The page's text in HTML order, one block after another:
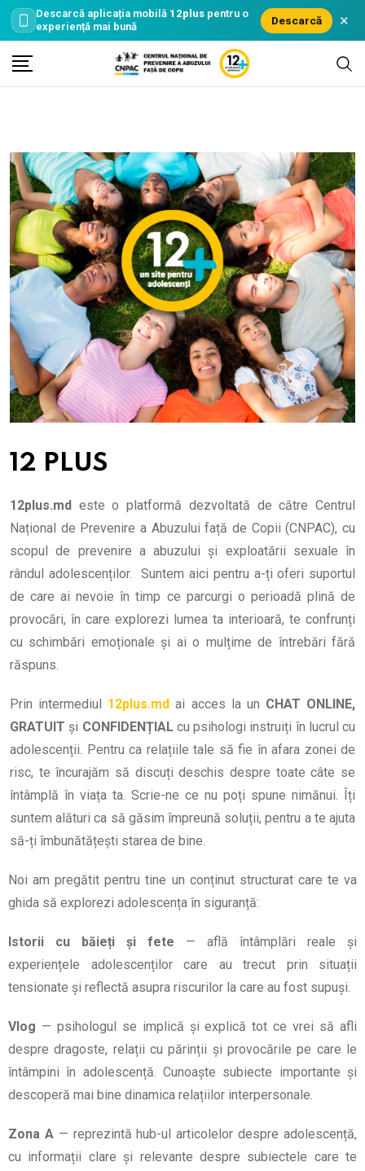
Descarcă aplicația mobilă 12plus pentru o
experiență mai bună
Descarcă ×
12 PLUS
12plus.md este o platformă dezvoltată de către Centrul
Național de Prevenire a Abuzului față de Copii (CNPAC), cu
scopul de prevenire a abuzului și exploatării sexuale în
rândul adolescenților.
Suntem aici pentru a-ți oferi suportul
de care ai nevoie în timp ce parcurgi o perioadă plină de
provocări, în care explorezi lumea ta interioară, te confrunți
cu schimbări emoționale și ai o mulțime de întrebări fără
răspuns.
Prin intermediul 12plus.mdai acces la un CHAT ONLINE,
GRATUIT și CONFIDENȚIALcu psihologi instruiți în lucrul cu
adolescenții. Pentru ca relațiile tale să fie în afara zonei de
risc, te încurajăm să discuți deschis despre toate câte se
întâmplă în viața ta. Scrie-ne ce nu poți spune nimănui. Îți
suntem alături ca să găsim împreună soluții, pentru a te ajuta
să-ți îmbunătățești starea de bine.
Noi am pregătit pentru tine un conținut structurat care te va
ghida să explorezi adolescența în siguranță:
Istorii cu băieți și fete — află întâmplări reale și
experiențele adolescenților care au trecut prin situații
tensionate și reflectă asupra riscurilor la care au fost supuși.
Vlog — psihologul se implică și explică tot ce vrei să afli
despre dragoste, relații cu părinții și provocările pe care le
întâmpini în adolescență. Cunoaște subiecte importante și
descoperă mai bine dinamica relațiilor interpersonale.
Zona A— reprezintă hub-ul articolelor despre adolescență,
cu informații clare și relevante despre subiectele care te